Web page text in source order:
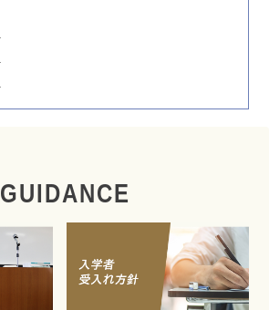
GUIDANCE